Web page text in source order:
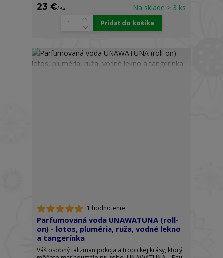
23 €/ks Na sklade > 3 ks
Pridať do košíka
1 hodnotenie
Parfumovaná voda UNAWATUNA (roll-
on) - lotos, pluméria, ruža, vodné lekno
a tangerínka
Váš osobný talizman pokoja a tropickej krásy, ktorý